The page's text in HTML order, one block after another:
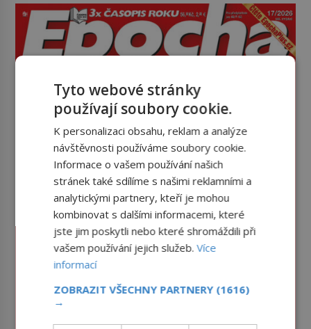
Tyto webové stránky
používají soubory cookie.
K personalizaci obsahu, reklam a analýze
návštěvnosti používáme soubory cookie.
Informace o vašem používání našich
stránek také sdílíme s našimi reklamními a
analytickými partnery, kteří je mohou
kombinovat s dalšími informacemi, které
jste jim poskytli nebo které shromáždili při
vašem používání jejich služeb.Více
informací
ZOBRAZIT VŠECHNY PARTNERY (1616)
→